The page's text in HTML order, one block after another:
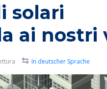
solari
ai nostri
⇆ In deutscher Sprache